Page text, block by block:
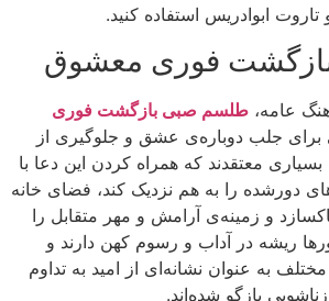
ابوادریس استفاده کنید.
فوری معشوق
عامه، طلسم صبی بازگشت فوری
برای جلب دوباره‌ی عشق و جلوگیری از
معتقدند که همراه کردن این دعا با
دورشده را به هم نزدیک کند، فضای خانه
و زمینه‌ی آرامش و مهر متقابل را
ریشه در آداب و رسوم کهن دارند و
به عنوان نشانه‌ای از امید به تداوم
بازگو شده‌اند.